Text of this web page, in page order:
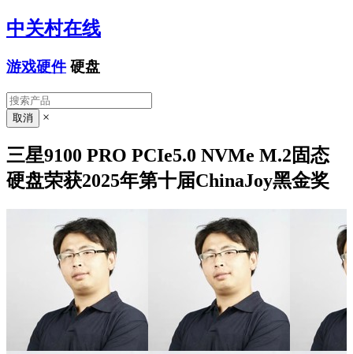
中关村在线
游戏硬件 硬盘
×
三星9100 PRO PCIe5.0 NVMe M.2固态
硬盘荣获2025年第十届ChinaJoy黑金奖